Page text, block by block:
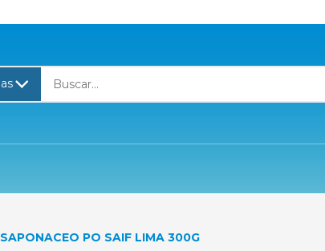
SAPONACEO PO SAIF LIMA 300G